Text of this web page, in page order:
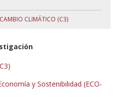
CLIMÁTICO (C3)
y Sostenibilidad (ECO-